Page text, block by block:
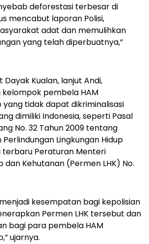
deforestasi terbesar di
mencabut laporan Polisi,
adat dan memulihkan
yang telah diperbuatnya,”
Kualan, lanjut Andi,
pembela HAM
yang tidak dapat dikriminalisasi
dimiliki Indonesia, seperti Pasal
No. 32 Tahun 2009 tentang
Lingkungan Hidup
terbaru Peraturan Menteri
dan Kehutanan (Permen LHK) No.
kesempatan bagi kepolisian
Permen LHK tersebut dan
bagi para pembela HAM
ujarnya.